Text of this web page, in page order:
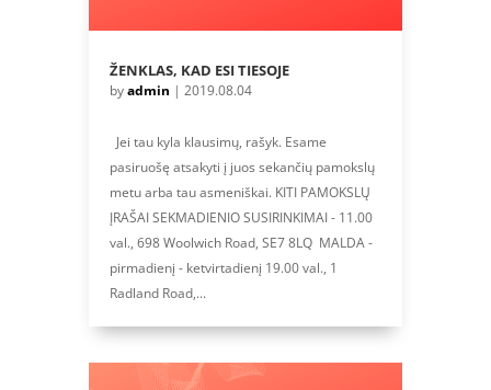
ŽENKLAS, KAD ESI TIESOJE
byadmin | 2019.08.04
Jei tau kyla klausimų, rašyk. Esame
pasiruošę atsakyti į juos sekančių pamokslų
metu arba tau asmeniškai. KITI PAMOKSLŲ
ĮRAŠAI SEKMADIENIO SUSIRINKIMAI - 11.00
val., 698 Woolwich Road, SE7 8LQ MALDA -
pirmadienį - ketvirtadienį 19.00 val., 1
Radland Road,...